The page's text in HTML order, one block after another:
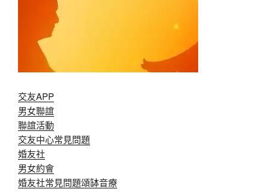
交友APP
男女聯誼
聯誼活動
交友中心常見問題
婚友社
男女約會
婚友社常見問題頌缽音療